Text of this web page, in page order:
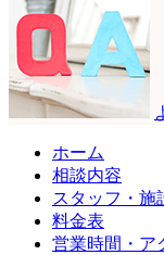
ホーム
相談内容
スタッフ・施
料金表
営業時間・ア